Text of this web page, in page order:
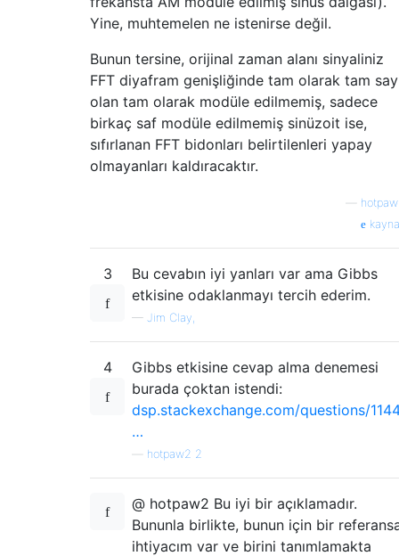
Yine, muhtemelen ne istenirse değil.
Bunun tersine, orijinal zaman alanı sinyaliniz
FFT diyafram genişliğinde tam olarak tam
olan tam olarak modüle edilmemiş, sadece
birkaç saf modüle edilmemiş sinüzoit ise,
sıfırlanan FFT bidonları belirtilenleri yapay
olmayanları kaldıracaktır.
3
Bu cevabın iyi yanları var ama Gibbs
etkisine odaklanmayı tercih ederim.
— Jim Clay,
4
Gibbs etkisine cevap alma denemesi
burada çoktan istendi:
dsp.stackexchange.com/questions/
…
hotpaw2 2
@ hotpaw2 Bu iyi bir açıklamadır.
Bununla birlikte, bunun için bir
ihtiyacım var ve birini tanımlamakta